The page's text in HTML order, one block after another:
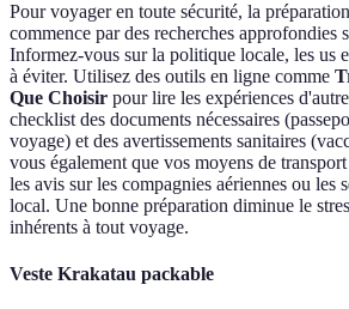
Pour voyager en toute sécurité, la
commence par des recherches approfondies
Informez-vous sur la politique locale, les us
à éviter. Utilisez des outils en ligne comme
Que Choisir pour lire les expériences
checklist des documents nécessaires
voyage) et des avertissements sanitaires
vous également que vos moyens de
les avis sur les compagnies aériennes ou les
local. Une bonne préparation diminue le
inhérents à tout voyage.
Veste Krakatau packable